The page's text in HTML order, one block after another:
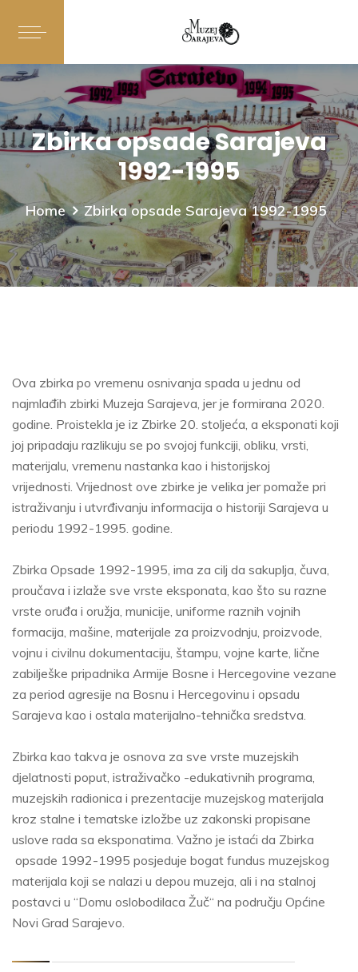
Zbirka opsade Sarajeva
1992-1995
Home Zbirka opsade Sarajeva 1992-1995
Ova zbirka po vremenu osnivanja spada u jednu od
najmlađih zbirki Muzeja Sarajeva, jer je formirana 2020.
godine. Proistekla je iz Zbirke 20. stoljeća, a eksponati koji
joj pripadaju razlikuju se po svojoj funkciji, obliku, vrsti,
materijalu, vremenu nastanka kao i historijskoj
vrijednosti. Vrijednost ove zbirke je velika jer pomaže pri
istraživanju i utvrđivanju informacija o historiji Sarajeva u
periodu 1992-1995. godine.
Zbirka Opsade 1992-1995, ima za cilj da sakuplja, čuva,
proučava i izlaže sve vrste eksponata, kao što su razne
vrste oruđa i oružja, municije, uniforme raznih vojnih
formacija, mašine, materijale za proizvodnju, proizvode,
vojnu i civilnu dokumentaciju, štampu, vojne karte, lične
zabilješke pripadnika Armije Bosne i Hercegovine vezane
za period agresije na Bosnu i Hercegovinu i opsadu
Sarajeva kao i ostala materijalno-tehnička sredstva.
Zbirka kao takva je osnova za sve vrste muzejskih
djelatnosti poput, istraživačko -edukativnih programa,
muzejskih radionica i prezentacije muzejskog materijala
kroz stalne i tematske izložbe uz zakonski propisane
uslove rada sa eksponatima. Važno je istaći da Zbirka
opsade 1992-1995 posjeduje bogat fundus muzejskog
materijala koji se nalazi u depou muzeja, ali i na stalnoj
postavci u “Domu oslobodilaca Žuč“ na području Općine
Novi Grad Sarajevo.